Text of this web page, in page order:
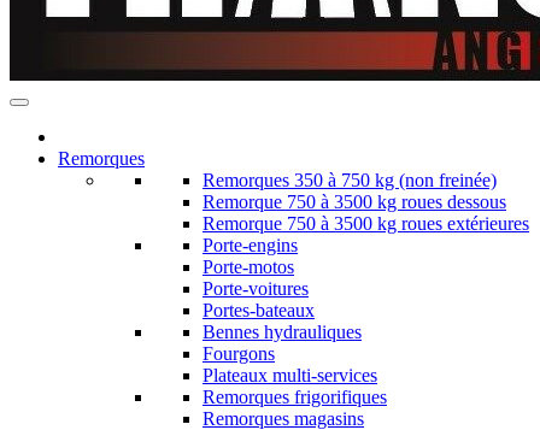
Remorques
Remorques 350 à 750 kg (non freinée)
Remorque 750 à 3500 kg roues dessous
Remorque 750 à 3500 kg roues extérieures
Porte-engins
Porte-motos
Porte-voitures
Portes-bateaux
Bennes hydrauliques
Fourgons
Plateaux multi-services
Remorques frigorifiques
Remorques magasins